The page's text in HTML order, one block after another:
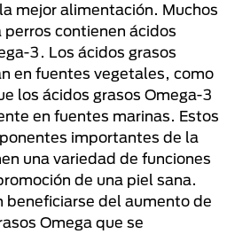
mejor alimentación. Muchos
contienen ácidos
3. Los ácidos grasos
en fuentes vegetales, como
los ácidos grasos Omega-3
en fuentes marinas. Estos
importantes de la
una variedad de funciones
de una piel sana.
beneficiarse del aumento de
Omega que se